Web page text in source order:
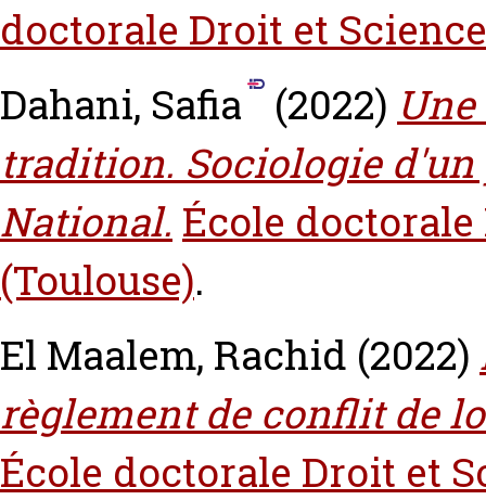
doctorale Droit et
Dahani, Safia
(2022)
tradition‎. Sociologie
National. École
(Toulouse).
El Maalem, Rachid (2022)
règlement de conflit de
École doctorale Droit et